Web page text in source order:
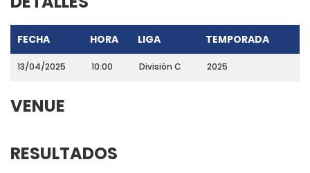
FECHA HORA LIGA TEMPORADA
13/04/2025 10:00 División C 2025
VENUE
RESULTADOS